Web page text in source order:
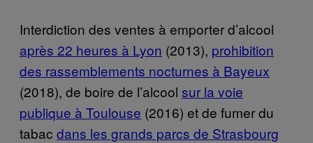
Interdiction des ventes à emporter d’alcool
après 22 heures à Lyon (2013), prohibition
des rassemblements nocturnes à Bayeux
(2018), de boire de l’alcool sur la voie
publique à Toulouse (2016) et de fumer du
tabac dans les grands parcs de Strasbourg